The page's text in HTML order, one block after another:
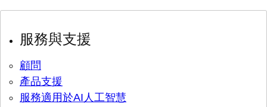
服務與支援
顧問
產品支援
服務適用於AI人工智慧